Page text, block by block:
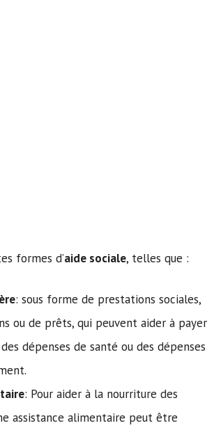
formes d’aide sociale, telles que :
: sous forme de prestations sociales,
ou de prêts, qui peuvent aider à payer
dépenses de santé ou des dépenses
: Pour aider à la nourriture des
assistance alimentaire peut être